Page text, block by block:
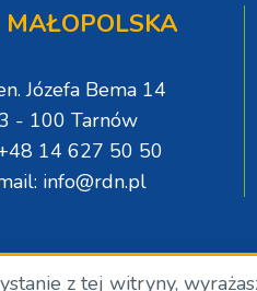
MAŁOPOLSKA
Józefa Bema 14
- 100 Tarnów
14 627 50 50
info@rdn.pl
z tej witryny,